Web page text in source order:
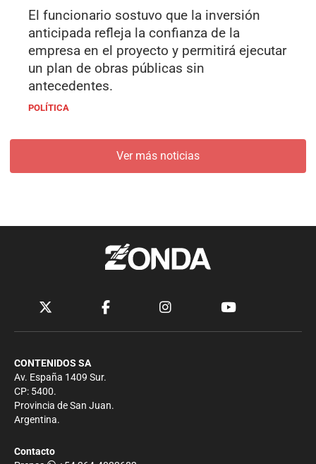
El funcionario sostuvo que la inversión
anticipada refleja la confianza de la
empresa en el proyecto y permitirá ejecutar
un plan de obras públicas sin
antecedentes.
POLÍTICA
Ver más noticias
CONTENIDOS SA
Av. España 1409 Sur.
CP: 5400.
Provincia de San Juan.
Argentina.
Contacto